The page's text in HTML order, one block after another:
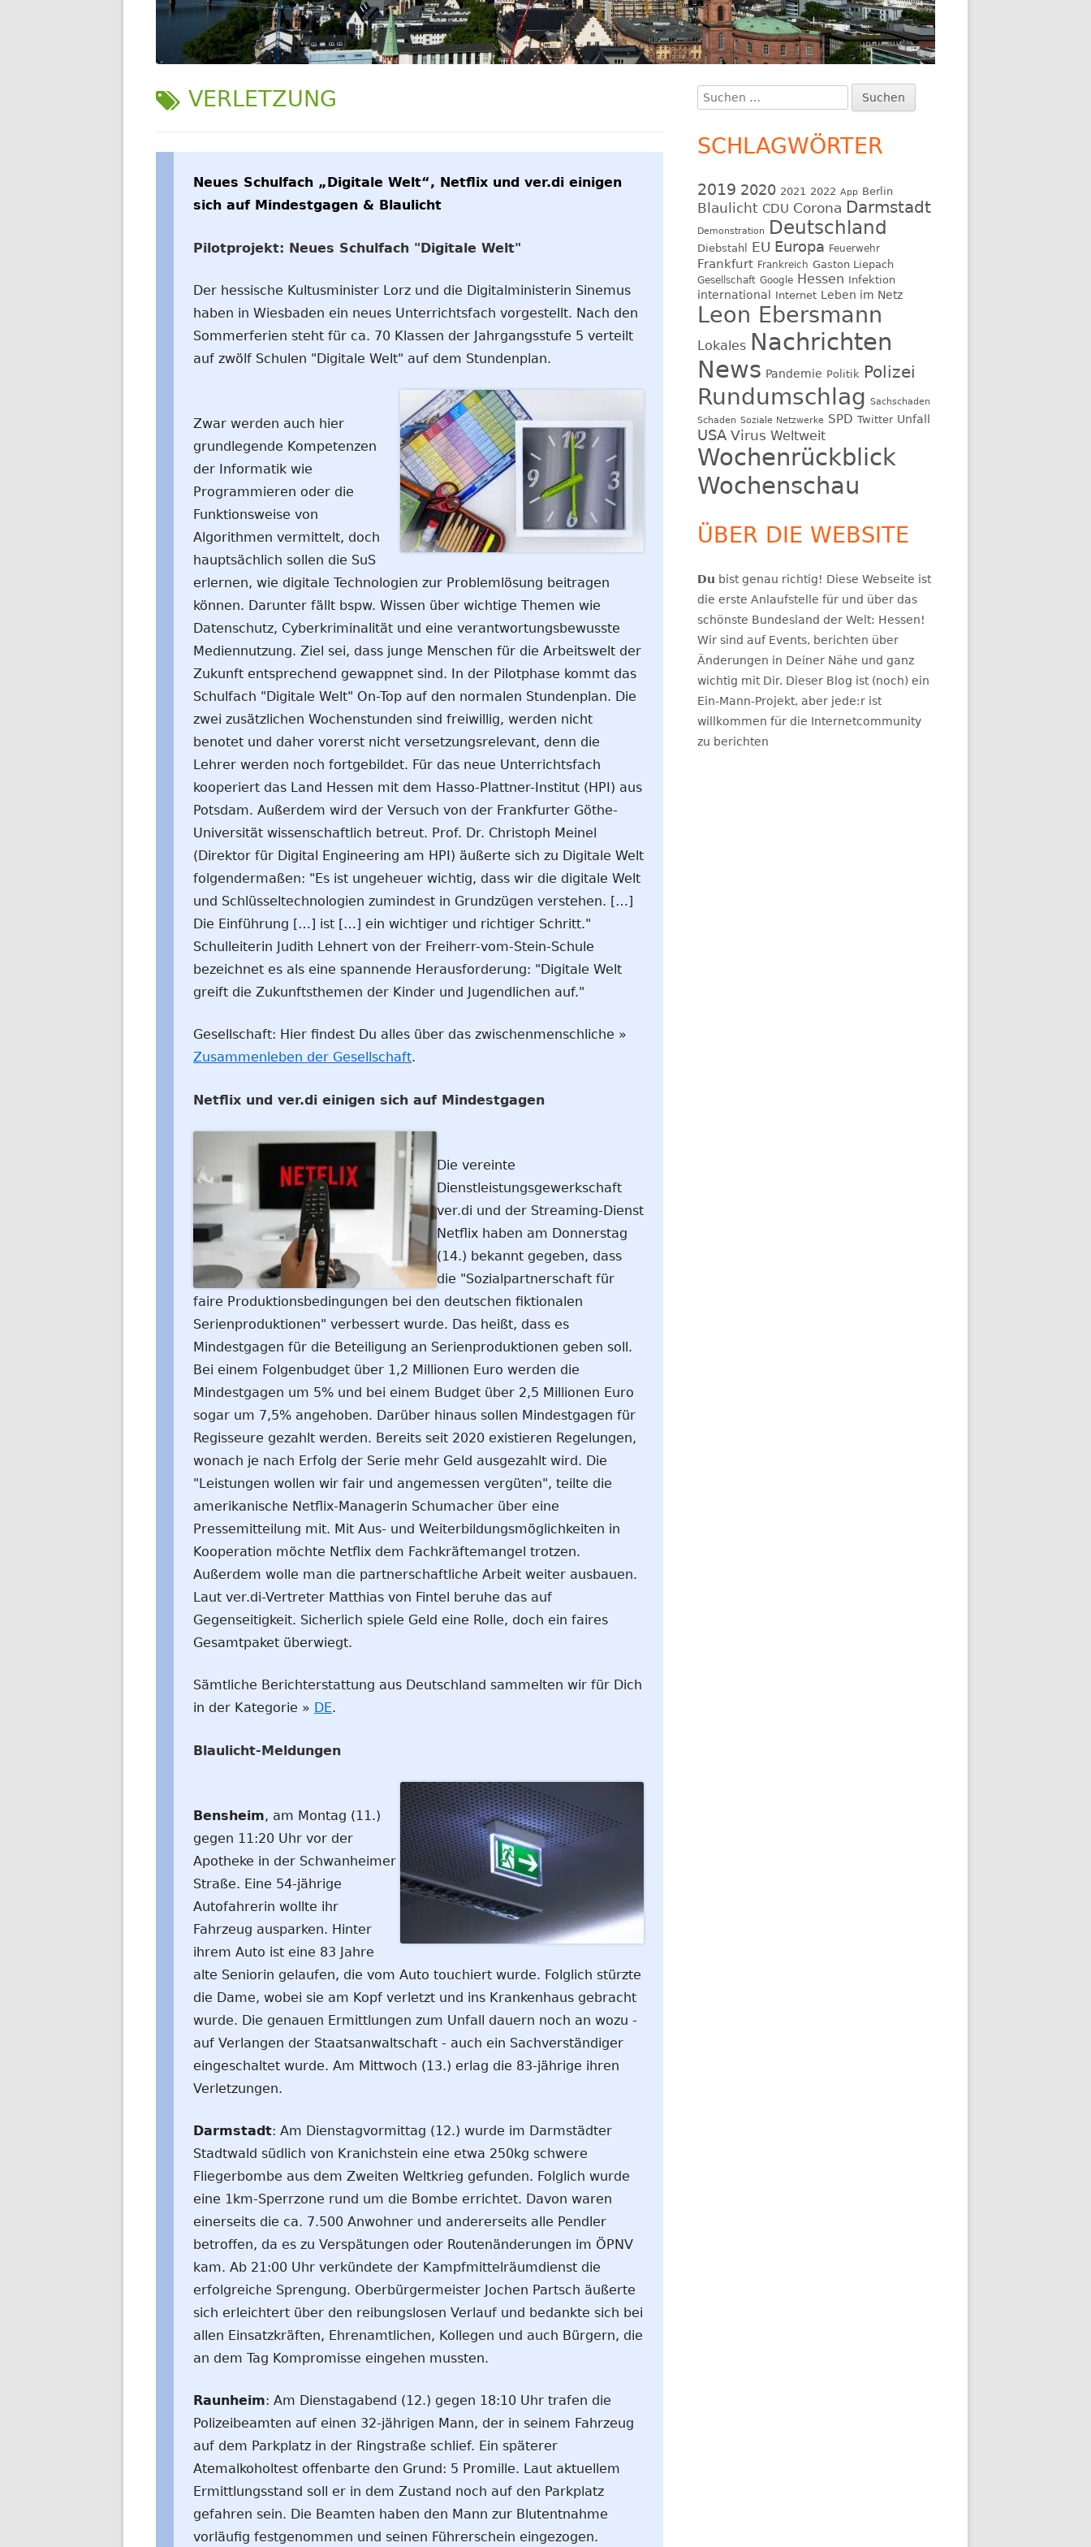
WELTWEIT
SCHLAGWORT:
VERLETZUNG
Neues Schulfach „Digitale Welt“, Netflix und ver.di einigen
sich auf Mindestgagen & Blaulicht
Pilotprojekt: Neues Schulfach "Digitale Welt"
Der hessische Kultusminister Lorz und die Digitalministerin Sinemus
haben in Wiesbaden ein neues Unterrichtsfach vorgestellt. Nach den
Sommerferien steht für ca. 70 Klassen der Jahrgangsstufe 5 verteilt
auf zwölf Schulen "Digitale Welt" auf dem Stundenplan.
Zwar werden auch hier
grundlegende Kompetenzen
der Informatik wie
Programmieren oder die
Funktionsweise von
Algorithmen vermittelt, doch
hauptsächlich sollen die SuS
erlernen, wie digitale Technologien zur Problemlösung beitragen
können. Darunter fällt bspw. Wissen über wichtige Themen wie
Datenschutz, Cyberkriminalität und eine verantwortungsbewusste
Mediennutzung. Ziel sei, dass junge Menschen für die Arbeitswelt der
Zukunft entsprechend gewappnet sind. In der Pilotphase kommt das
Schulfach "Digitale Welt" On-Top auf den normalen Stundenplan. Die
zwei zusätzlichen Wochenstunden sind freiwillig, werden nicht
benotet und daher vorerst nicht versetzungsrelevant, denn die
Lehrer werden noch fortgebildet. Für das neue Unterrichtsfach
kooperiert das Land Hessen mit dem Hasso-Plattner-Institut (HPI) aus
Potsdam. Außerdem wird der Versuch von der Frankfurter Göthe-
Universität wissenschaftlich betreut. Prof. Dr. Christoph Meinel
(Direktor für Digital Engineering am HPI) äußerte sich zu Digitale Welt
folgendermaßen: "Es ist ungeheuer wichtig, dass wir die digitale Welt
und Schlüsseltechnologien zumindest in Grundzügen verstehen. […]
Die Einführung […] ist […] ein wichtiger und richtiger Schritt."
Schulleiterin Judith Lehnert von der Freiherr-vom-Stein-Schule
bezeichnet es als eine spannende Herausforderung: "Digitale Welt
greift die Zukunftsthemen der Kinder und Jugendlichen auf."
Gesellschaft: Hier findest Du alles über das zwischenmenschliche »
Zusammenleben der Gesellschaft.
Netflix und ver.di einigen sich auf Mindestgagen
Die vereinte
Dienstleistungsgewerkschaft
ver.di und der Streaming-Dienst
Netflix haben am Donnerstag
(14.) bekannt gegeben, dass
die "Sozialpartnerschaft für
faire Produktionsbedingungen bei den deutschen fiktionalen
Serienproduktionen" verbessert wurde. Das heißt, dass es
Mindestgagen für die Beteiligung an Serienproduktionen geben soll.
Bei einem Folgenbudget über 1,2 Millionen Euro werden die
Mindestgagen um 5% und bei einem Budget über 2,5 Millionen Euro
sogar um 7,5% angehoben. Darüber hinaus sollen Mindestgagen für
Regisseure gezahlt werden. Bereits seit 2020 existieren Regelungen,
wonach je nach Erfolg der Serie mehr Geld ausgezahlt wird. Die
"Leistungen wollen wir fair und angemessen vergüten", teilte die
amerikanische Netflix-Managerin Schumacher über eine
Pressemitteilung mit. Mit Aus- und Weiterbildungsmöglichkeiten in
Kooperation möchte Netflix dem Fachkräftemangel trotzen.
Außerdem wolle man die partnerschaftliche Arbeit weiter ausbauen.
Laut ver.di-Vertreter Matthias von Fintel beruhe das auf
Gegenseitigkeit. Sicherlich spiele Geld eine Rolle, doch ein faires
Gesamtpaket überwiegt.
Sämtliche Berichterstattung aus Deutschland sammelten wir für Dich
in der Kategorie » DE.
Blaulicht-Meldungen
Bensheim, am Montag (11.)
gegen 11:20 Uhr vor der
Apotheke in der Schwanheimer
Straße. Eine 54-jährige
Autofahrerin wollte ihr
Fahrzeug ausparken. Hinter
ihrem Auto ist eine 83 Jahre
alte Seniorin gelaufen, die vom Auto touchiert wurde. Folglich stürzte
die Dame, wobei sie am Kopf verletzt und ins Krankenhaus gebracht
wurde. Die genauen Ermittlungen zum Unfall dauern noch an wozu -
auf Verlangen der Staatsanwaltschaft - auch ein Sachverständiger
eingeschaltet wurde. Am Mittwoch (13.) erlag die 83-jährige ihren
Verletzungen.
Darmstadt: Am Dienstagvormittag (12.) wurde im Darmstädter
Stadtwald südlich von Kranichstein eine etwa 250kg schwere
Fliegerbombe aus dem Zweiten Weltkrieg gefunden. Folglich wurde
eine 1km-Sperrzone rund um die Bombe errichtet. Davon waren
einerseits die ca. 7.500 Anwohner und andererseits alle Pendler
betroffen, da es zu Verspätungen oder Routenänderungen im ÖPNV
kam. Ab 21:00 Uhr verkündete der Kampfmittelräumdienst die
erfolgreiche Sprengung. Oberbürgermeister Jochen Partsch äußerte
sich erleichtert über den reibungslosen Verlauf und bedankte sich bei
allen Einsatzkräften, Ehrenamtlichen, Kollegen und auch Bürgern, die
an dem Tag Kompromisse eingehen mussten.
Raunheim: Am Dienstagabend (12.) gegen 18:10 Uhr trafen die
Polizeibeamten auf einen 32-jährigen Mann, der in seinem Fahrzeug
auf dem Parkplatz in der Ringstraße schlief. Ein späterer
Atemalkoholtest offenbarte den Grund: 5 Promille. Laut aktuellem
Ermittlungsstand soll er in dem Zustand noch auf den Parkplatz
gefahren sein. Die Beamten haben den Mann zur Blutentnahme
vorläufig festgenommen und seinen Führerschein eingezogen.
Haupt-
Seitenleiste
Suchen
nach:
SCHLAGWÖRTER
2019 2020 2021 2022 App Berlin
Blaulicht CDU Corona Darmstadt
Demonstration Deutschland
Diebstahl EU Europa Feuerwehr
Frankfurt Frankreich Gaston Liepach
Gesellschaft Google Hessen Infektion
international Internet Leben im Netz
Leon Ebersmann
Lokales Nachrichten
News Pandemie Politik Polizei
Rundumschlag Sachschaden
Schaden Soziale Netzwerke SPD Twitter Unfall
USA Virus Weltweit
Wochenrückblick
Wochenschau
ÜBER DIE WEBSITE
Du bist genau richtig! Diese Webseite ist
die erste Anlaufstelle für und über das
schönste Bundesland der Welt: Hessen!
Wir sind auf Events, berichten über
Änderungen in Deiner Nähe und ganz
wichtig mit Dir. Dieser Blog ist (noch) ein
Ein-Mann-Projekt, aber jede:r ist
willkommen für die Internetcommunity
zu berichten